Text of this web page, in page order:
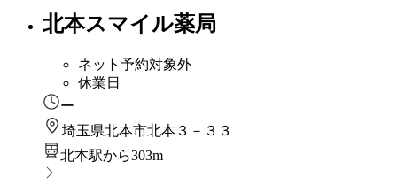
北本スマイル薬局
ネット予約対象外
休業日
ー
埼玉県北本市北本３－３３
北本駅から303m